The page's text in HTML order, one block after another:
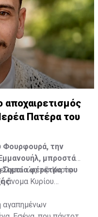
της δολοφονικής
τους τρεις
αποχαιρετισμός
Πατέρα του
Φουρφουρά, την
μπροστά
Σημαία φέρετρο του
ὡς τῷ Κυρίῳ
ὄνομα Κυρίου
αγαπημένων